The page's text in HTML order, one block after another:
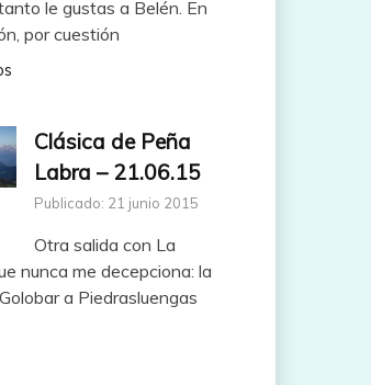
le gustas a Belén. En
por cuestión
Clásica de Peña
Labra – 21.06.15
Publicado: 21 junio 2015
Otra salida con La
nunca me decepciona: la
a Piedrasluengas